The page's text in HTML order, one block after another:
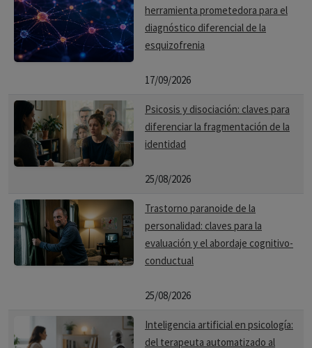
herramienta prometedora para el
diagnóstico diferencial de la
esquizofrenia
17/09/2026
Psicosis y disociación: claves para
diferenciar la fragmentación de la
identidad
25/08/2026
Trastorno paranoide de la
personalidad: claves para la
evaluación y el abordaje cognitivo-
conductual
25/08/2026
Inteligencia artificial en psicología:
del terapeuta automatizado al